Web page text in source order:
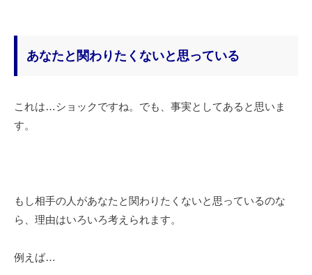
あなたと関わりたくないと思っている
これは…ショックですね。でも、事実としてあると思いま
す。
もし相手の人があなたと関わりたくないと思っているのな
ら、理由はいろいろ考えられます。
例えば…